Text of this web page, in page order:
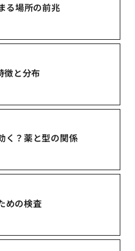
る場所の前兆
徴と分布
く？薬と型の関係
めの検査